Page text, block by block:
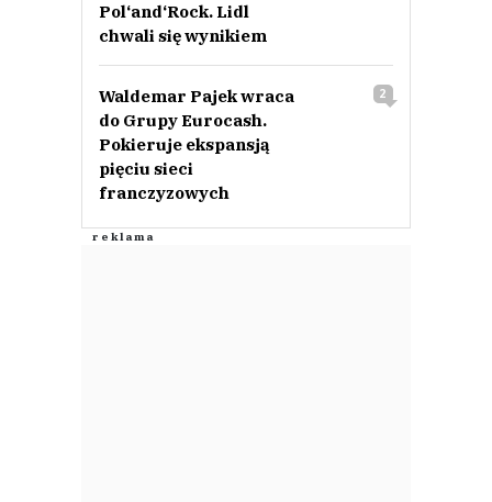
Pol‘and‘Rock. Lidl
chwali się wynikiem
Waldemar Pajek wraca
do Grupy Eurocash.
Pokieruje ekspansją
pięciu sieci
franczyzowych
2